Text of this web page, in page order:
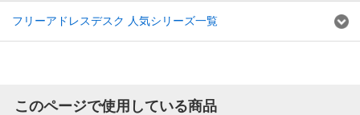
フリーアドレスデスク 人気シリーズ一覧
このページで使用している商品